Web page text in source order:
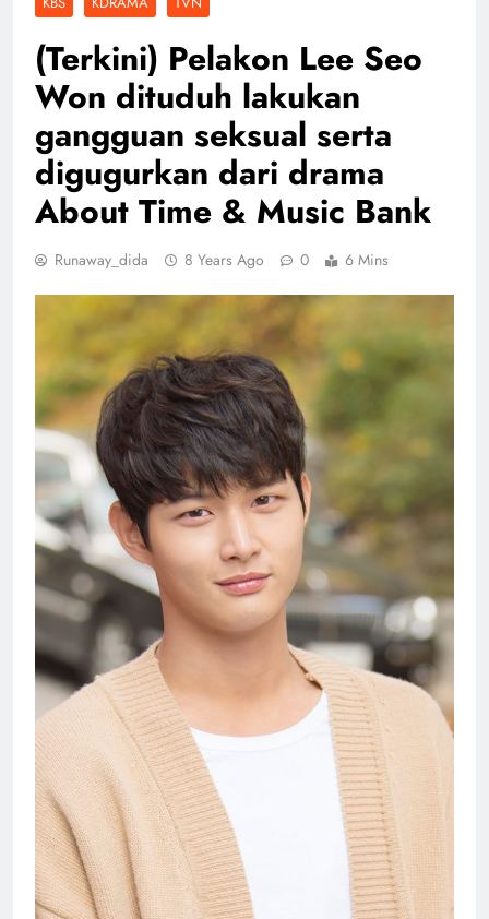
(Terkini) Pelakon Lee Seo
Won dituduh lakukan
gangguan seksual serta
digugurkan dari drama
About Time & Music Bank
Runaway_dida 8 Years Ago 0 6 Mins